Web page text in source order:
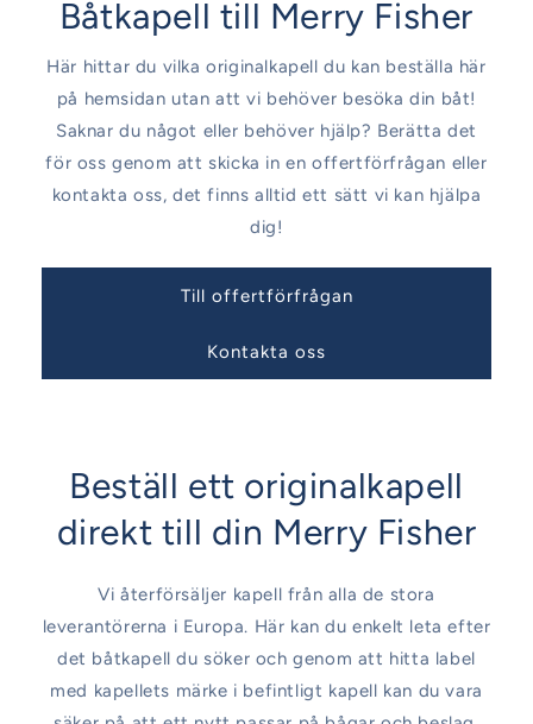
Båtkapell till Merry Fisher
Här hittar du vilka originalkapell du kan beställa här
på hemsidan utan att vi behöver besöka din båt!
Saknar du något eller behöver hjälp? Berätta det
för oss genom att skicka in en offertförfrågan eller
kontakta oss, det finns alltid ett sätt vi kan hjälpa
dig!
Till offertförfrågan
Kontakta oss
Beställ ett originalkapell
direkt till din Merry Fisher
Vi återförsäljer kapell från alla de stora
leverantörerna i Europa. Här kan du enkelt leta efter
det båtkapell du söker och genom att hitta label
med kapellets märke i befintligt kapell kan du vara